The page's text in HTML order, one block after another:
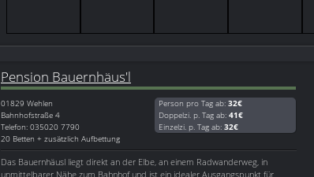
Pension Bauernhäus'l
01829 Wehlen
Bahnhofstraße 4
Telefon: 035020 7790
20 Betten + zusätzlich Aufbettung
Person pro Tag ab: 32€
Doppelzi. p. Tag ab: 41€
Einzelzi. p. Tag ab: 32€
Das Bauernhäusl liegt direkt an der Elbe, an einem Radwanderweg, in
unmittelbarer Nähe zum Bahnhof und ist ein idealer Ausgangspunkt für